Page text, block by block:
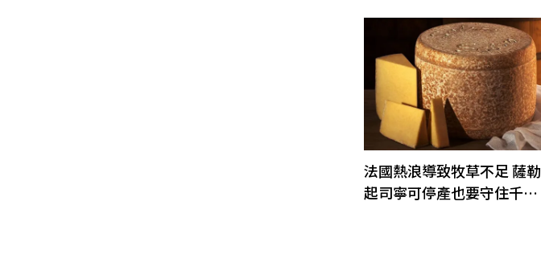
法國熱浪導致牧草不足 薩勒
起司寧可停產也要守住千年